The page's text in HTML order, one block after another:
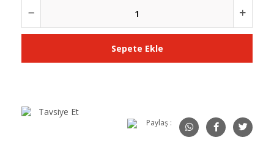
Sepete Ekle
Tavsiye Et
Paylaş :